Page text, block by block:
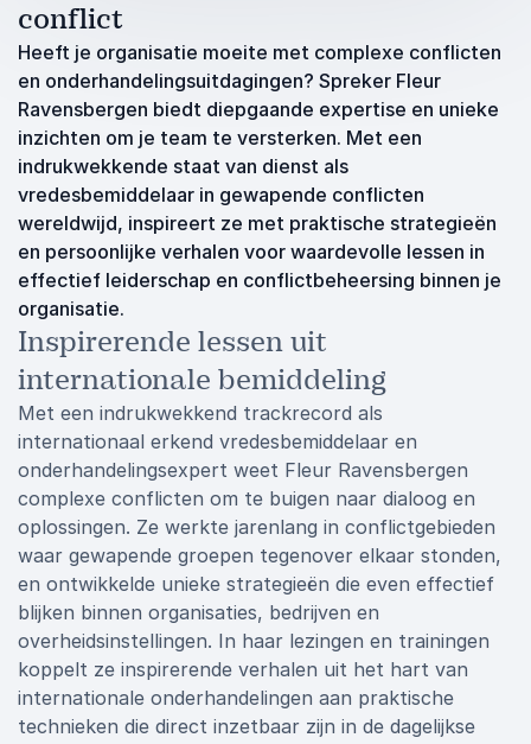
conflict
Heeft je organisatie moeite met complexe conflicten
en onderhandelingsuitdagingen? Spreker Fleur
Ravensbergen biedt diepgaande expertise en unieke
inzichten om je team te versterken. Met een
indrukwekkende staat van dienst als
vredesbemiddelaar in gewapende conflicten
wereldwijd, inspireert ze met praktische strategieën
en persoonlijke verhalen voor waardevolle lessen in
effectief leiderschap en conflictbeheersing binnen je
organisatie.
Inspirerende lessen uit
internationale bemiddeling
Met een indrukwekkend trackrecord als
internationaal erkend vredesbemiddelaar en
onderhandelingsexpert weet Fleur Ravensbergen
complexe conflicten om te buigen naar dialoog en
oplossingen. Ze werkte jarenlang in conflictgebieden
waar gewapende groepen tegenover elkaar stonden,
en ontwikkelde unieke strategieën die even effectief
blijken binnen organisaties, bedrijven en
overheidsinstellingen. In haar lezingen en trainingen
koppelt ze inspirerende verhalen uit het hart van
internationale onderhandelingen aan praktische
technieken die direct inzetbaar zijn in de dagelijkse